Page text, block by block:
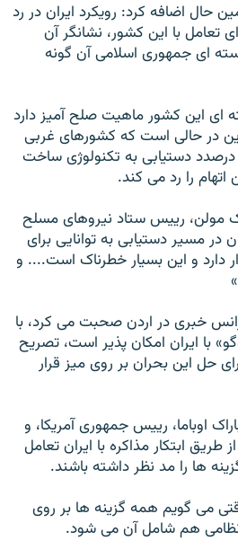
اضافه کرد: رويکرد ايران در رد
تعامل با اين کشور، نشانگر آن
ای جمهوری اسلامی آن گونه
ای اين کشور ماهيت صلح آميز دارد
در حالی است که کشورهای غربی
درصدد دستيابی به تکنولوژی ساخت
را رد می کند.
مولن، رييس ستاد نيروهای مسلح
در مسير دستيابی به توانايی برای
و اين بسيار خطرناک است.... و
خبری در اردن صحبت می کرد، با
با ايران امکان پذير است، تصريح
حل اين بحران بر روی ميز قرار
اوباما، رييس جمهوری آمريکا، و
ابتکار مذاکره با ايران تعامل
ها را مد نظر داشته باشند.
می گويم همه گزينه ها بر روی
نظامی هم شامل آن می شود.